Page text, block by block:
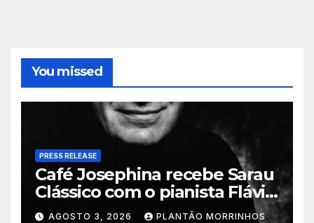
You missed
PRESS RELEASE
Café Josephina recebe Sarau
Clássico com o pianista Flávio
Varani nesta terça-feira
AGOSTO 3, 2026 PLANTÃO MORRINHOS